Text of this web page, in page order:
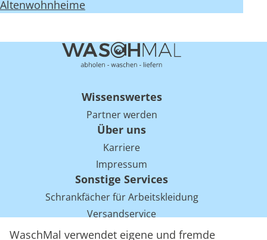
WaschMal verwendet eigene und fremde
Altenwohnheime
Wissenswertes
Partner werden
Über uns
Karriere
Impressum
Sonstige Services
Schrankfächer für Arbeitskleidung
Versandservice
Einsparpotentiale für Mietwäsche bei Arbeitskleidung